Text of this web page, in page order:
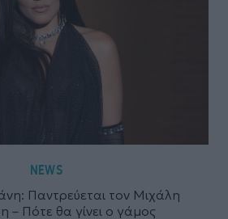
NEWS
Παντρεύεται τον Μιχάλη
– Πότε θα γίνει ο γάμος